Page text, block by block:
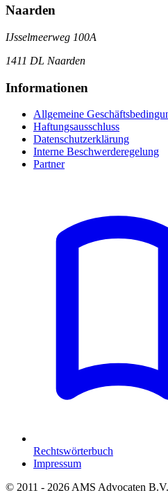
Naarden
IJsselmeerweg 100A
1411 DL Naarden
Informationen
Allgemeine
Haftungsausschluss
Datenschutzerklärung
Interne Beschwerderegelung
Partner
Rechtswörterbuch
Impressum
© 2011 - 2026 AMS Advocaten B.V.